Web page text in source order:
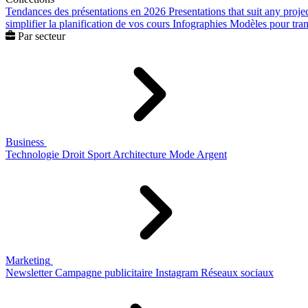
Tendances des présentations en 2026 Presentations that suit any
simplifier la planification de vos cours Infographies Modèles pour
Par secteur
Business
Technologie Droit Sport Architecture Mode Argent
Marketing
Newsletter Campagne publicitaire Instagram Réseaux sociaux